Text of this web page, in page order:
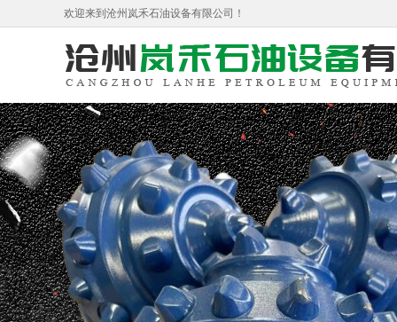
欢迎来到沧州岚禾石油设备有限公司！